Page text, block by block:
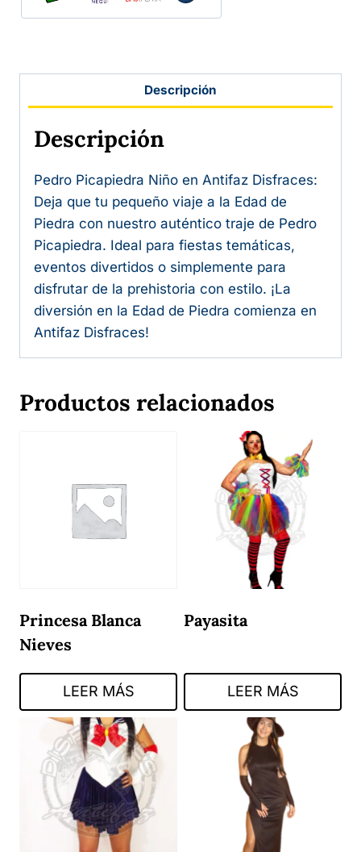
Descripción
Descripción
Pedro Picapiedra Niño en Antifaz Disfraces:
Deja que tu pequeño viaje a la Edad de
Piedra con nuestro auténtico traje de Pedro
Picapiedra. Ideal para fiestas temáticas,
eventos divertidos o simplemente para
disfrutar de la prehistoria con estilo. ¡La
diversión en la Edad de Piedra comienza en
Antifaz Disfraces!
Productos relacionados
Princesa Blanca
Nieves
LEER MÁS
Payasita
LEER MÁS